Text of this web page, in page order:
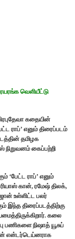
வெளியீட்டு
கதையின்
ராப்’ எனும் திரைப்படம்
தமிழக
நிறுவனம் கைப்பற்றி
‘பேட்ட ராப்’ எனும்
கான், ரமேஷ் திலக்,
உள்ளிட்ட பலர்
இந்த திரைப்படத்திற்கு
கலை
நிஷாத் யூசுப்
என்டர்டெய்னராக